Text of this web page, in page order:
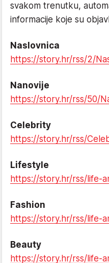
svakom trenutku,
informacije koje su
Naslovnica
https://story.hr/rss/2/
Nanovije
https://story.hr/rss/50/
Celebrity
https://story.hr/rss/
Lifestyle
https://story.hr/rss/life-
Fashion
https://story.hr/rss/life-
Beauty
https://story.hr/rss/life-